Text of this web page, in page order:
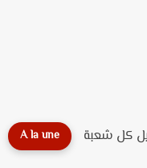
A la une